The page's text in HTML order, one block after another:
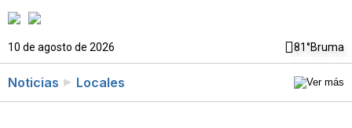
10 de agosto de 2026 81°Bruma
Noticias Locales